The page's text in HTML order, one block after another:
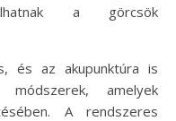
a görcsök
és az akupunktúra is
amelyek
A rendszeres